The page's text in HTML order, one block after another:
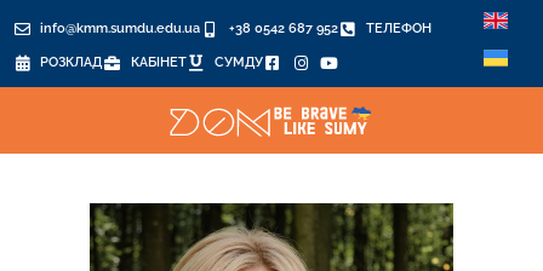
info@kmm.sumdu.edu.ua +38 0542 687 952 ТЕЛЕФОН
РОЗКЛАД КАБІНЕТ СУМДУ